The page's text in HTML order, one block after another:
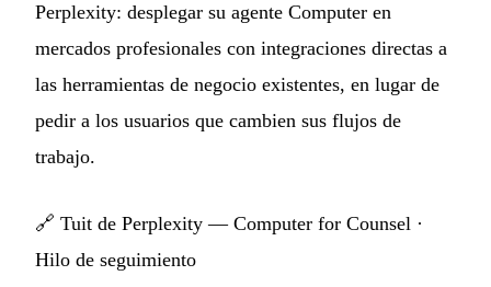
Perplexity: desplegar su agente Computer en
mercados profesionales con integraciones directas a
las herramientas de negocio existentes, en lugar de
pedir a los usuarios que cambien sus flujos de
trabajo.
🔗 Tuit de Perplexity — Computer for Counsel ·
Hilo de seguimiento